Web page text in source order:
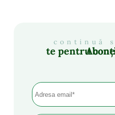
continuă
Abonează-te